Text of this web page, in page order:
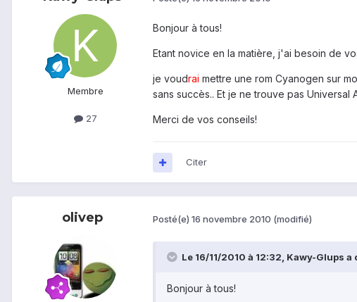
Membre
27
Bonjour à tous!
Etant novice en la matière, j'ai besoin de
je voudrai mettre une rom Cyanogen sur
sans succès.. Et je ne trouve pas Universal
Merci de vos conseils!
Citer
olivep Posté(e) 16 novembre 2010 (modifié)
Le 16/11/2010 à 12:32, Kawy-Glups a
Bonjour à tous!